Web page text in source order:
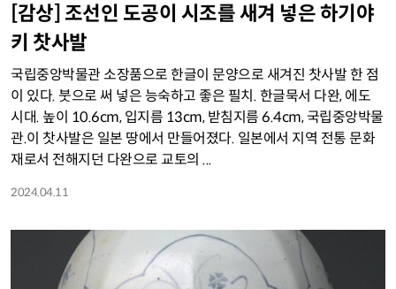
[감상] 조선인 도공이 시조를 새겨 넣은 하기야
키 찻사발
국립중앙박물관 소장품으로 한글이 문양으로 새겨진 찻사발 한 점
이 있다. 붓으로 써 넣은 능숙하고 좋은 필치. 한글묵서 다완, 에도
시대. 높이 10.6cm, 입지름 13cm, 받침지름 6.4cm, 국립중앙박물
관.이 찻사발은 일본 땅에서 만들어졌다. 일본에서 지역 전통 문화
재로서 전해지던 다완으로 교토의 ...
2024.04.11